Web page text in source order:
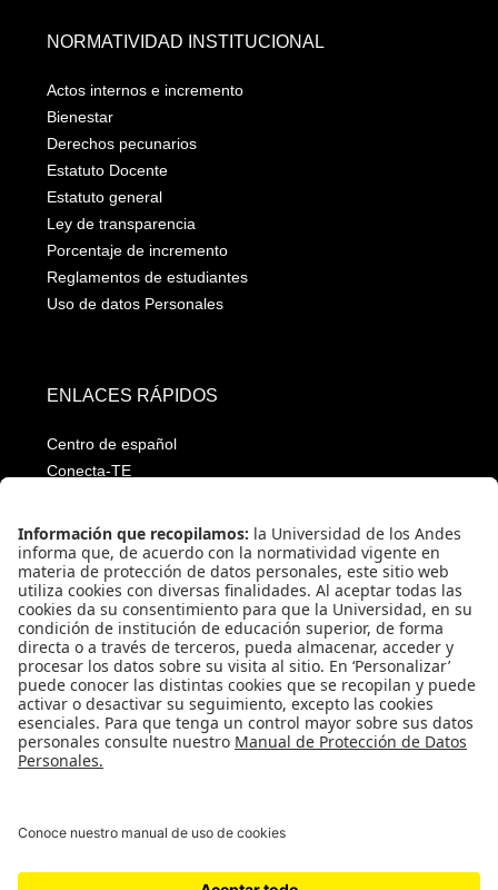
NORMATIVIDAD INSTITUCIONAL
Actos internos e incremento
Bienestar
Derechos pecunarios
Estatuto Docente
Estatuto general
Ley de transparencia
Porcentaje de incremento
Reglamentos de estudiantes
Uso de datos Personales
ENLACES RÁPIDOS
Centro de español
Conecta-TE
Emergencias: Extensión 0000
Eventos destacados
Mapa del Sitio
Multimedia
Noticias
Preguntas frecuentes
Póliza estudiantil Uniandina